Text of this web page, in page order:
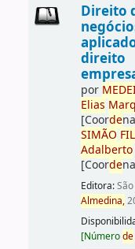
Direito
direito
por MEDE
Elias
[Coorde
SIMÃO
Adalberto
[Coorde
Editora:
Almedina,
[Númerode